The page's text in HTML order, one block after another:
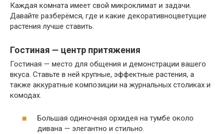
Каждая комната имеет свой микроклимат и задачи.
Давайте разберёмся, где и какие декоративноцветущие
растения лучше ставить.
Гостиная — центр притяжения
Гостиная — место для общения и демонстрации вашего
вкуса. Ставьте в ней крупные, эффектные растения, а
также аккуратные композиции на журнальных столиках и
комодах.
Большая одиночная орхидея на тумбе около
дивана — элегантно и стильно.